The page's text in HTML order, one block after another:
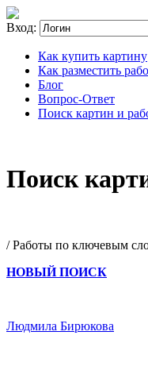
Вход:
Как купить картину
Как разместить
Блог
Вопрос-Ответ
Поиск картин и
Поиск
/ Работы по ключевым
НОВЫЙ ПОИСК
Людмила Бирюкова